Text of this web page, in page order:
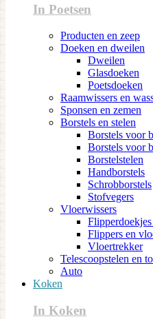
In Poetsen
Producten en zeep
Doeken en dweilen
Dweilen
Glasdoeken
Poetsdoeken
Raamwissers en
Sponsen en zemen
Borstels en stelen
Borstels voor
Borstels voor
Borstelstelen
Handborstels
Schrobborstels
Stofvegers
Vloerwissers
Flippers en
Vloertrekker
Telescoopstelen en
Auto
Koken
In Koken